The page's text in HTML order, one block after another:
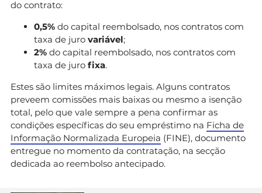
do contrato:
0,5% do capital reembolsado, nos contratos com
taxa de juro variável;
2% do capital reembolsado, nos contratos com
taxa de juro fixa.
Estes são limites máximos legais. Alguns contratos
preveem comissões mais baixas ou mesmo a isenção
total, pelo que vale sempre a pena confirmar as
condições específicas do seu empréstimo na Ficha de
Informação Normalizada Europeia (FINE), documento
entregue no momento da contratação, na secção
dedicada ao reembolso antecipado.